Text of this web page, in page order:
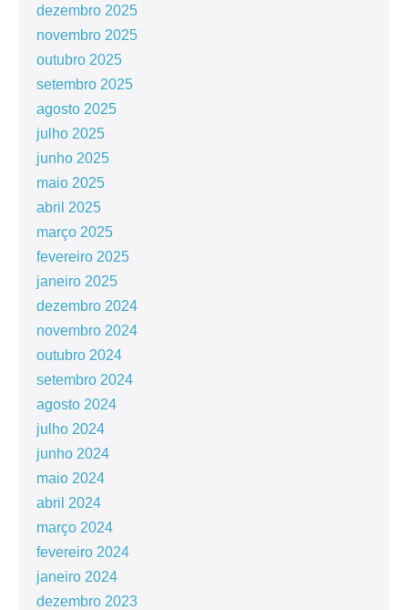
dezembro 2025
novembro 2025
outubro 2025
setembro 2025
agosto 2025
julho 2025
junho 2025
maio 2025
abril 2025
março 2025
fevereiro 2025
janeiro 2025
dezembro 2024
novembro 2024
outubro 2024
setembro 2024
agosto 2024
julho 2024
junho 2024
maio 2024
abril 2024
março 2024
fevereiro 2024
janeiro 2024
dezembro 2023